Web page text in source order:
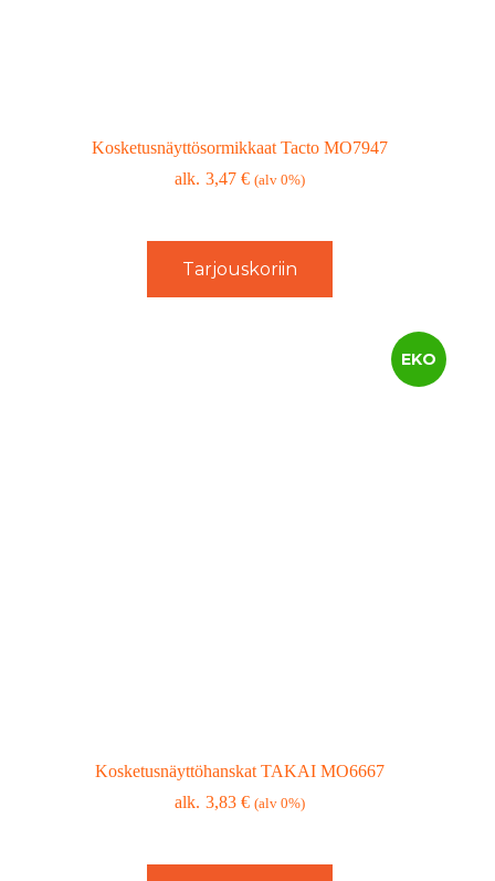
Kosketusnäyttösormikkaat Tacto MO7947
3,47€ (alv 0%)
Tarjouskoriin
EKO
Kosketusnäyttöhanskat TAKAI MO6667
3,83€ (alv 0%)